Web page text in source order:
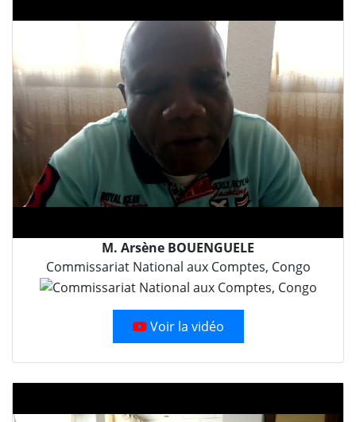
M. Arsène BOUENGUELE
Commissariat National aux Comptes, Congo
Voir la vidéo